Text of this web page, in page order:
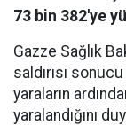
73 bin 382'ye
Gazze Sağlık
saldırısı
yaraların
yaralandığını